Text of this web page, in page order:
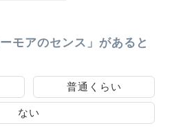
モアのセンス」があると
普通くらい
ない